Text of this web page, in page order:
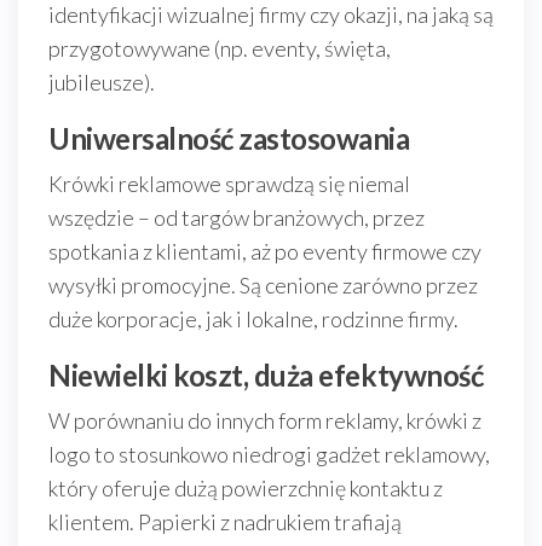
identyfikacji wizualnej firmy czy okazji, na jaką są
przygotowywane (np. eventy, święta,
jubileusze).
Uniwersalność zastosowania
Krówki reklamowe sprawdzą się niemal
wszędzie – od targów branżowych, przez
spotkania z klientami, aż po eventy firmowe czy
wysyłki promocyjne. Są cenione zarówno przez
duże korporacje, jak i lokalne, rodzinne firmy.
Niewielki koszt, duża efektywność
W porównaniu do innych form reklamy, krówki z
logo to stosunkowo niedrogi gadżet reklamowy,
który oferuje dużą powierzchnię kontaktu z
klientem. Papierki z nadrukiem trafiają